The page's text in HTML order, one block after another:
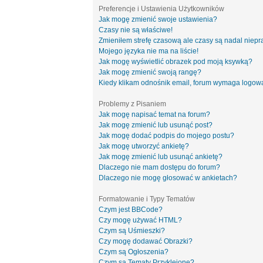
Preferencje i Ustawienia Użytkowników
Jak mogę zmienić swoje ustawienia?
Czasy nie są właściwe!
Zmieniłem strefę czasową ale czasy są nadal
Mojego języka nie ma na liście!
Jak mogę wyświetlić obrazek pod moją ksywką?
Jak mogę zmienić swoją rangę?
Kiedy klikam odnośnik email, forum wymaga
Problemy z Pisaniem
Jak mogę napisać temat na forum?
Jak mogę zmienić lub usunąć post?
Jak mogę dodać podpis do mojego postu?
Jak mogę utworzyć ankietę?
Jak mogę zmienić lub usunąć ankietę?
Dlaczego nie mam dostępu do forum?
Dlaczego nie mogę głosować w ankietach?
Formatowanie i Typy Tematów
Czym jest BBCode?
Czy mogę używać HTML?
Czym są Uśmieszki?
Czy mogę dodawać Obrazki?
Czym są Ogłoszenia?